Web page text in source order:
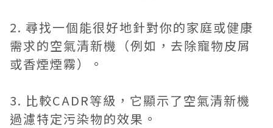
2. 尋找一個能很好地針對你的家庭或健康
需求的空氣清新機（例如，去除寵物皮屑
或香煙煙霧）。
3. 比較CADR等級，它顯示了空氣清新機
過濾特定污染物的效果。